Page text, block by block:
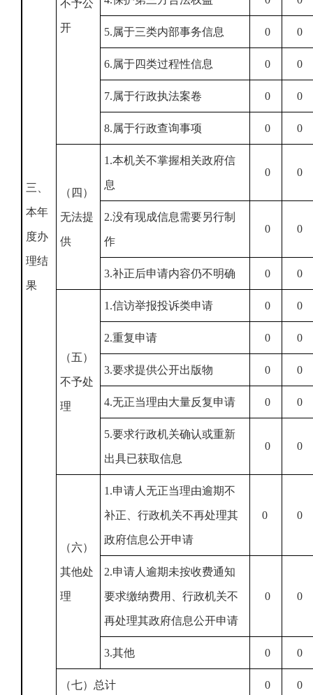
三、
本年
度办
理结
果
不予公
开 5.属于三类内部事务信息 0 0
6.属于四类过程性信息 0 0
7.属于行政执法案卷 0 0
8.属于行政查询事项 0 0
（四）
无法提
供
1.本机关不掌握相关政府信
息
0 0
2.没有现成信息需要另行制
作
0 0
3.补正后申请内容仍不明确 0 0
（五）
不予处
理
1.信访举报投诉类申请 0 0
2.重复申请 0 0
3.要求提供公开出版物 0 0
4.无正当理由大量反复申请 0 0
5.要求行政机关确认或重新
出具已获取信息
0 0
（六）
其他处
理
1.申请人无正当理由逾期不
补正、行政机关不再处理其
政府信息公开申请
0 0
2.申请人逾期未按收费通知
要求缴纳费用、行政机关不
再处理其政府信息公开申请
0 0
3.其他 0 0
（七）总计 0 0